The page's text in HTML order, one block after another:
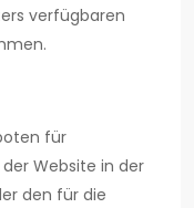
verfügbaren
für
Website in der
den für die